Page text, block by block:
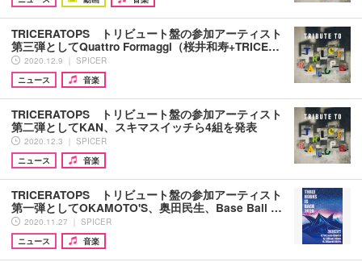
TRICERATOPS トリビュート盤の参加アーティスト
第三弾としてQuattro Formaggi（桜井和寿+TRICE…
2020.12.9 ｜ SPICER
ニュース
音楽
TRICERATOPS トリビュート盤の参加アーティスト
第二弾としてKAN、スキマスイッチら4組を発表
2020.12.3 ｜ SPICER
ニュース
音楽
TRICERATOPS トリビュート盤の参加アーティスト
第一弾としてOKAMOTO'S、奥田民生、Base Ball …
2020.11.27 ｜ SPICER
ニュース
音楽